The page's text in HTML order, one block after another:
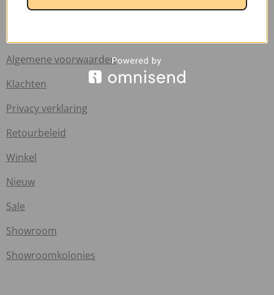
Veelgestelde vragen
Algemene voorwaarden
Klachten
Privacy verklaring
Retourbeleid
Winkel
Nieuw
Sale
Showroom
Showroomkolonies